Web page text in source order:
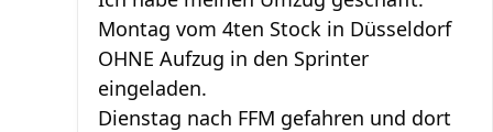
Montag vom 4ten Stock in Düsseldorf
OHNE Aufzug in den Sprinter
eingeladen.
Dienstag nach FFM gefahren und dort